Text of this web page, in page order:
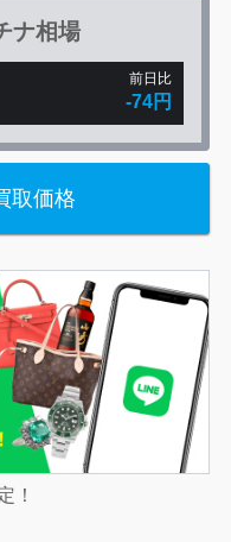
ナ相場
前日比
-74円
取価格
！